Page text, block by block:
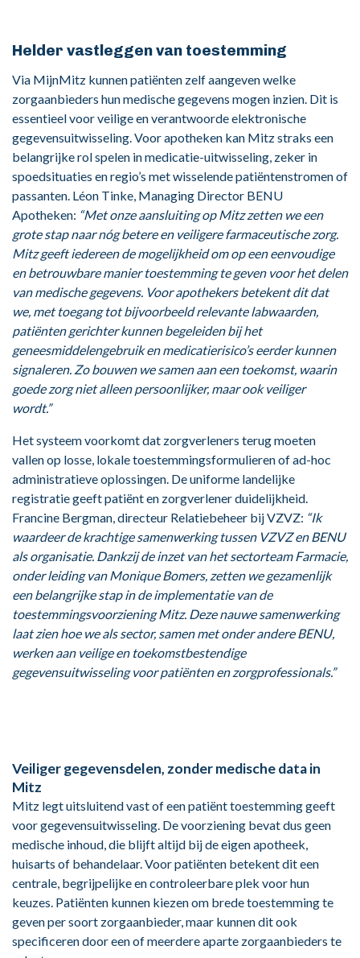
Helder vastleggen van toestemming
Via MijnMitz kunnen patiënten zelf aangeven welke
zorgaanbieders hun medische gegevens mogen inzien. Dit is
essentieel voor veilige en verantwoorde elektronische
gegevensuitwisseling. Voor apotheken kan Mitz straks een
belangrijke rol spelen in medicatie-uitwisseling, zeker in
spoedsituaties en regio’s met wisselende patiëntenstromen of
passanten. Léon Tinke, Managing Director BENU
Apotheken: “Met onze aansluiting op Mitz zetten we een
grote stap naar nóg betere en veiligere farmaceutische zorg.
Mitz geeft iedereen de mogelijkheid om op een eenvoudige
en betrouwbare manier toestemming te geven voor het delen
van medische gegevens. Voor apothekers betekent dit dat
we, met toegang tot bijvoorbeeld relevante labwaarden,
patiënten gerichter kunnen begeleiden bij het
geneesmiddelengebruik en medicatierisico’s eerder kunnen
signaleren. Zo bouwen we samen aan een toekomst, waarin
goede zorg niet alleen persoonlijker, maar ook veiliger
wordt.”
Het systeem voorkomt dat zorgverleners terug moeten
vallen op losse, lokale toestemmingsformulieren of ad-hoc
administratieve oplossingen. De uniforme landelijke
registratie geeft patiënt en zorgverlener duidelijkheid.
Francine Bergman, directeur Relatiebeheer bij VZVZ: “Ik
waardeer de krachtige samenwerking tussen VZVZ en BENU
als organisatie. Dankzij de inzet van het sectorteam Farmacie,
onder leiding van Monique Bomers, zetten we gezamenlijk
een belangrijke stap in de implementatie van de
toestemmingsvoorziening Mitz. Deze nauwe samenwerking
laat zien hoe we als sector, samen met onder andere BENU,
werken aan veilige en toekomstbestendige
gegevensuitwisseling voor patiënten en zorgprofessionals.”
Veiliger gegevensdelen, zonder medische data in
Mitz
Mitz legt uitsluitend vast of een patiënt toestemming geeft
voor gegevensuitwisseling. De voorziening bevat dus geen
medische inhoud, die blijft altijd bij de eigen apotheek,
huisarts of behandelaar. Voor patiënten betekent dit een
centrale, begrijpelijke en controleerbare plek voor hun
keuzes. Patiënten kunnen kiezen om brede toestemming te
geven per soort zorgaanbieder, maar kunnen dit ook
specificeren door een of meerdere aparte zorgaanbieders te